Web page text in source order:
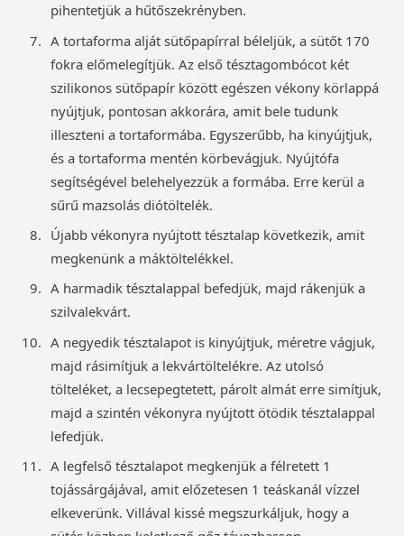
pihentetjük a hűtőszekrényben.
A tortaforma alját sütőpapírral béleljük, a sütőt 170
fokra előmelegítjük. Az első tésztagombócot két
szilikonos sütőpapír között egészen vékony körlappá
nyújtjuk, pontosan akkorára, amit bele tudunk
illeszteni a tortaformába. Egyszerűbb, ha kinyújtjuk,
és a tortaforma mentén körbevágjuk. Nyújtófa
segítségével belehelyezzük a formába. Erre kerül a
sűrű mazsolás diótöltelék.
Újabb vékonyra nyújtott tésztalap következik, amit
megkenünk a máktöltelékkel.
A harmadik tésztalappal befedjük, majd rákenjük a
szilvalekvárt.
A negyedik tésztalapot is kinyújtjuk, méretre vágjuk,
majd rásimítjuk a lekvártöltelékre. Az utolsó
tölteléket, a lecsepegtetett, párolt almát erre simítjuk,
majd a szintén vékonyra nyújtott ötödik tésztalappal
lefedjük.
A legfelső tésztalapot megkenjük a félretett 1
tojássárgájával, amit előzetesen 1 teáskanál vízzel
elkeverünk. Villával kissé megszurkáljuk, hogy a